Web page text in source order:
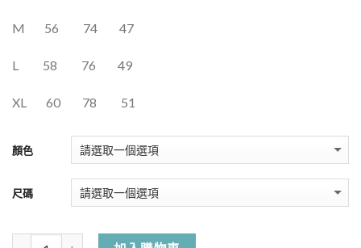
M 56 74 47
L 58 76 49
XL 60 78 51
顏色
尺碼